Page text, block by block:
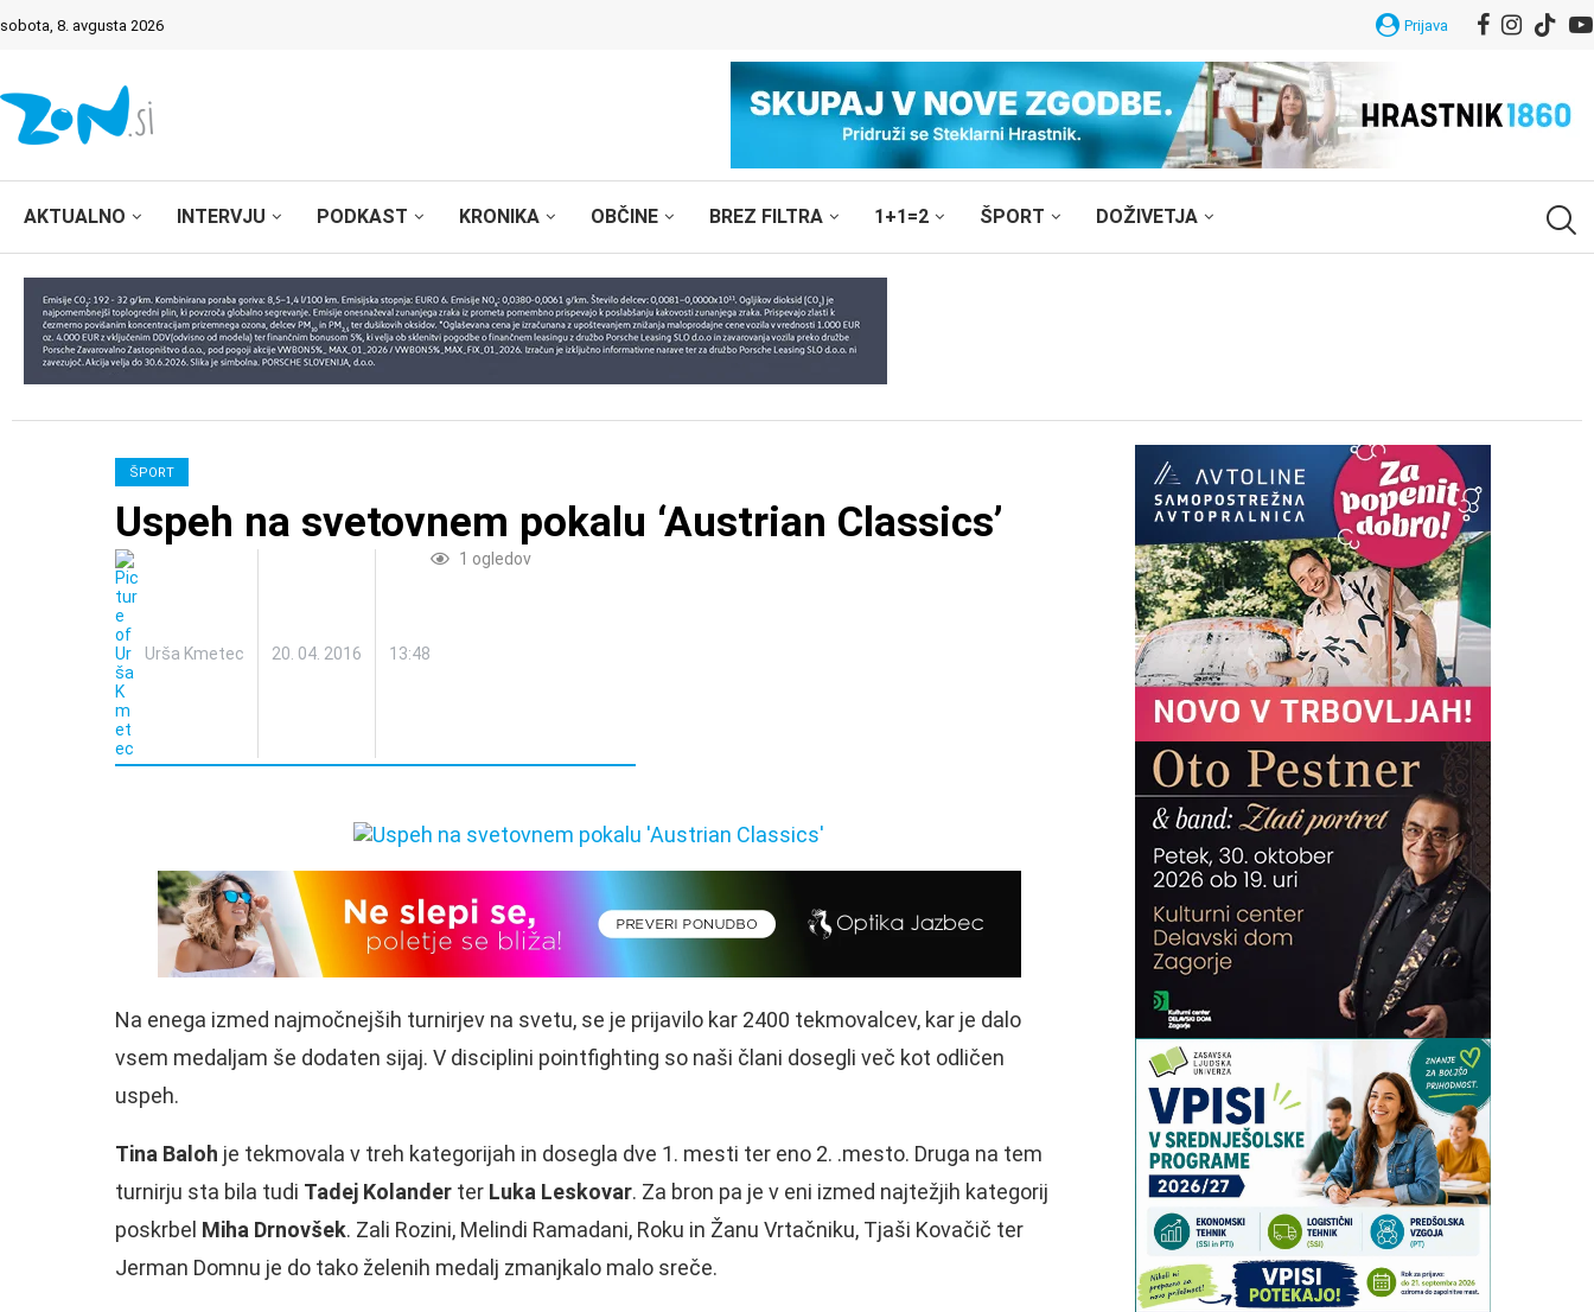
sobota, 8. avgusta 2026 Prijava
AKTUALNO INTERVJU PODKAST KRONIKA OBČINE BREZ FILTRA 1+1=2 ŠPORT DOŽIVETJA
ŠPORT
Uspeh na svetovnem pokalu ‘Austrian Classics’
Urša Kmetec 20. 04. 2016 13:48
1 ogledov
Na enega izmed najmočnejših turnirjev na svetu, se je prijavilo kar 2400 tekmovalcev, kar je dalo
vsem medaljam še dodaten sijaj. V disciplini pointfighting so naši člani dosegli več kot odličen
uspeh.
Tina Baloh je tekmovala v treh kategorijah in dosegla dve 1. mesti ter eno 2. .mesto. Druga na tem
turnirju sta bila tudi Tadej Kolander ter Luka Leskovar. Za bron pa je v eni izmed najtežjih kategorij
poskrbel Miha Drnovšek. Zali Rozini, Melindi Ramadani, Roku in Žanu Vrtačniku, Tjaši Kovačič ter
Jerman Domnu je do tako želenih medalj zmanjkalo malo sreče.